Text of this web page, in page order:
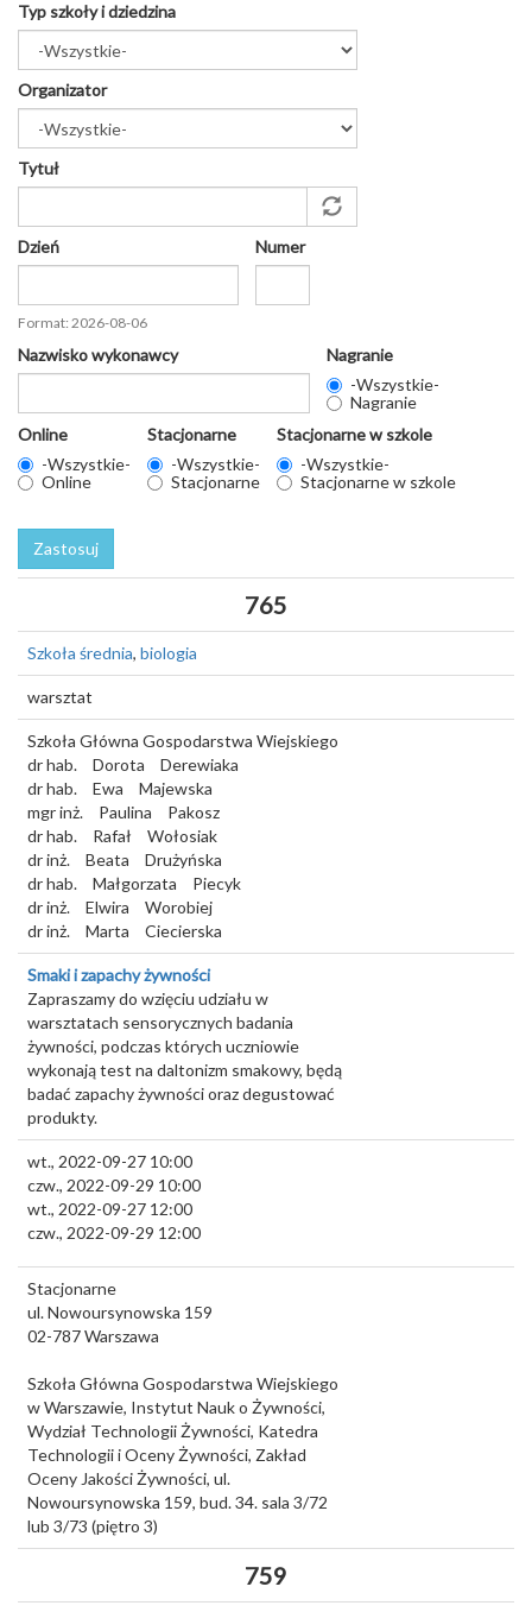
Typ szkoły i dziedzina
Organizator
Tytuł
Dzień
Format: 2026-08-06
Numer
Nazwisko wykonawcy
Nagranie
-Wszystkie-
Nagranie
Online
-Wszystkie-
Online
Stacjonarne
-Wszystkie-
Stacjonarne
Stacjonarne w szkole
-Wszystkie-
Stacjonarne w szkole
Zastosuj
765
Szkoła średnia, biologia
warsztat
Szkoła Główna Gospodarstwa Wiejskiego
dr hab.
Dorota
Derewiaka
dr hab.
Ewa
Majewska
mgr inż.
Paulina
Pakosz
dr hab.
Rafał
Wołosiak
dr inż.
Beata
Drużyńska
dr hab.
Małgorzata
Piecyk
dr inż.
Elwira
Worobiej
dr inż.
Marta Ciecierska
Smaki i zapachy żywności
Zapraszamy do wzięciu udziału w
warsztatach sensorycznych badania
żywności, podczas których uczniowie
wykonają test na daltonizm smakowy, będą
badać zapachy żywności oraz degustować
produkty.
wt., 2022-09-27 10:00
czw., 2022-09-29 10:00
wt., 2022-09-27 12:00
czw., 2022-09-29 12:00
Stacjonarne
ul. Nowoursynowska 159
02-787Warszawa
Szkoła Główna Gospodarstwa Wiejskiego
w Warszawie, Instytut Nauk o Żywności,
Wydział Technologii Żywności, Katedra
Technologii i Oceny Żywności, Zakład
Oceny Jakości Żywności, ul.
Nowoursynowska 159, bud. 34. sala 3/72
lub 3/73 (piętro 3)
759